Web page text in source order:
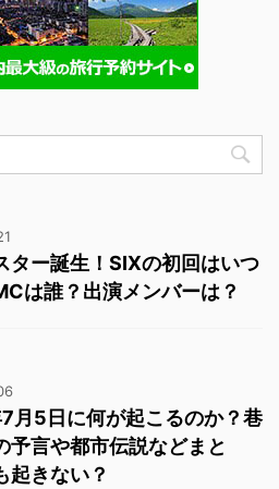
ター誕生！SIXの初回はいつ
は誰？出演メンバーは？
月5日に何が起こるのか？巷
予言や都市伝説などまと
起きない？